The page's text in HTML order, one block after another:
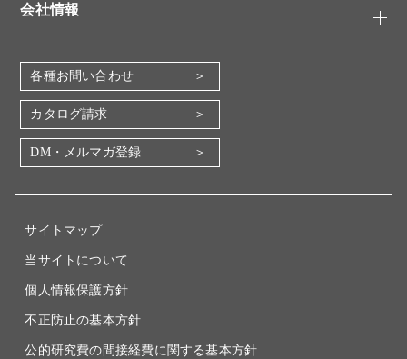
機器・消耗品
会社情報
会社概要
地図・アクセス（本社）
IR情報
電子公告
各種お問い合わせ
カタログ請求
DM・メルマガ登録
サイトマップ
当サイトについて
個人情報保護方針
不正防止の基本方針
公的研究費の間接経費に関する基本方針